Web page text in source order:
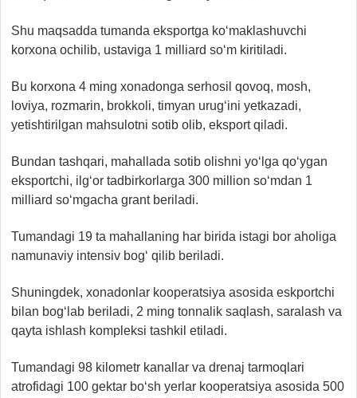
Shu maqsadda tumanda eksportga ko‘maklashuvchi
korxona ochilib, ustaviga 1 milliard so‘m kiritiladi.
Bu korxona 4 ming xonadonga serhosil qovoq, mosh,
loviya, rozmarin, brokkoli, timyan urug‘ini yetkazadi,
yetishtirilgan mahsulotni sotib olib, eksport qiladi.
Bundan tashqari, mahallada sotib olishni yo‘lga qo‘ygan
eksportchi, ilg‘or tadbirkorlarga 300 million so‘mdan 1
milliard so‘mgacha grant beriladi.
Tumandagi 19 ta mahallaning har birida istagi bor aholiga
namunaviy intensiv bog‘ qilib beriladi.
Shuningdek, xonadonlar kooperatsiya asosida eskportchi
bilan bog‘lab beriladi, 2 ming tonnalik saqlash, saralash va
qayta ishlash kompleksi tashkil etiladi.
Tumandagi 98 kilometr kanallar va drenaj tarmoqlari
atrofidagi 100 gektar bo‘sh yerlar kooperatsiya asosida 500